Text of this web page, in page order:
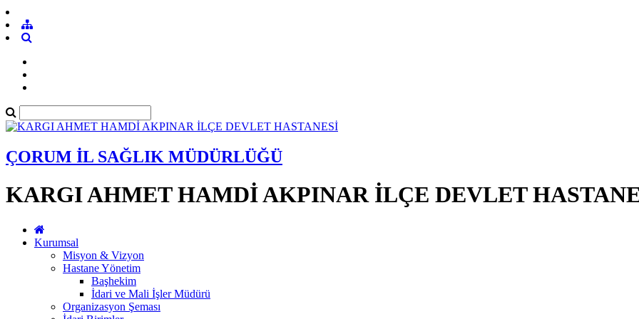
ÇORUM İL SAĞLIK MÜDÜRLÜĞÜ
KARGI AHMET HAMDİ AKPINAR İLÇE DEVLET
Kurumsal
Misyon & Vizyon
Hastane Yönetim
Başhekim
İdari ve Mali İşler Müdürü
Organizasyon Şeması